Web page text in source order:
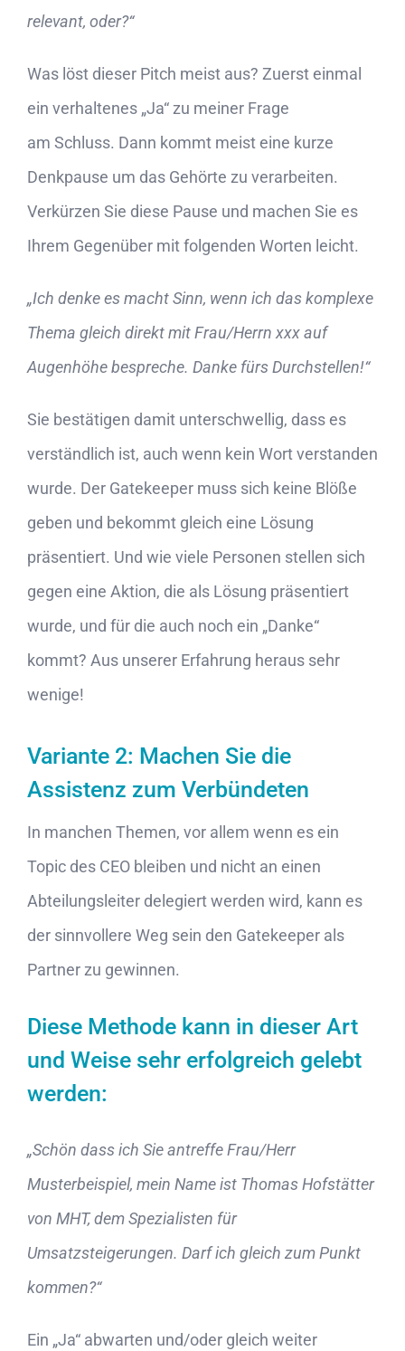
relevant, oder?“
Was löst dieser Pitch meist aus? Zuerst einmal
ein verhaltenes „Ja“ zu meiner Frage
am Schluss. Dann kommt meist eine kurze
Denkpause um das Gehörte zu verarbeiten.
Verkürzen Sie diese Pause und machen Sie es
Ihrem Gegenüber mit folgenden Worten leicht.
„Ich denke es macht Sinn, wenn ich das komplexe
Thema gleich direkt mit Frau/Herrn xxx auf
Augenhöhe bespreche. Danke fürs Durchstellen!“
Sie bestätigen damit unterschwellig, dass es
verständlich ist, auch wenn kein Wort verstanden
wurde. Der Gatekeeper muss sich keine Blöße
geben und bekommt gleich eine Lösung
präsentiert. Und wie viele Personen stellen sich
gegen eine Aktion, die als Lösung präsentiert
wurde, und für die auch noch ein „Danke“
kommt? Aus unserer Erfahrung heraus sehr
wenige!
Variante 2: Machen Sie die
Assistenz zum Verbündeten
In manchen Themen, vor allem wenn es ein
Topic des CEO bleiben und nicht an einen
Abteilungsleiter delegiert werden wird, kann es
der sinnvollere Weg sein den Gatekeeper als
Partner zu gewinnen.
Diese Methode kann in dieser Art
und Weise sehr erfolgreich gelebt
werden:
„Schön dass ich Sie antreffe Frau/Herr
Musterbeispiel, mein Name ist Thomas Hofstätter
von MHT, dem Spezialisten für
Umsatzsteigerungen. Darf ich gleich zum Punkt
kommen?“
Ein „Ja“ abwarten und/oder gleich weiter